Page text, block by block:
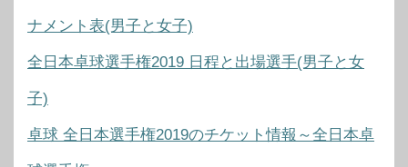
ナメント表(男子と女子)
全日本卓球選手権2019 日程と出場選手(男子と女
子)
卓球 全日本選手権2019のチケット情報～全日本卓